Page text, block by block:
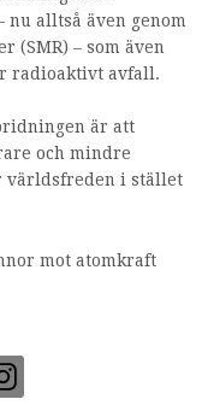
alltså även genom
(SMR) – som även
radioaktivt avfall.
är att
och mindre
världsfreden i stället
mot atomkraft